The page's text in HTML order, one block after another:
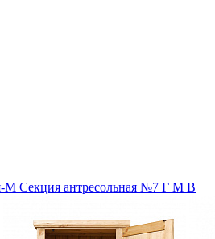
М Секция антресольная №7 Г М В